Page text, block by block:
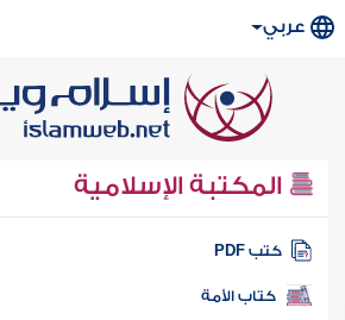
عربي
المكتبة الإسلامية
كتب PDF